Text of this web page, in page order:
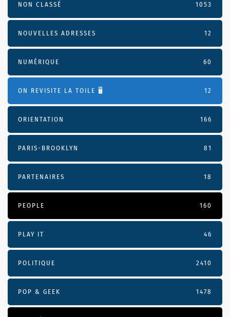
NON CLASSÉ 1053
NOUVELLES ADRESSES 12
NUMÉRIQUE 60
ON REVISITE LA TOILE 🖥️ 12
ORIENTATION 166
PARIS-BROOKLYN 81
PARTENAIRES 18
PEOPLE 160
PLAY IT 46
POLITIQUE 2410
POP & GEEK 1478